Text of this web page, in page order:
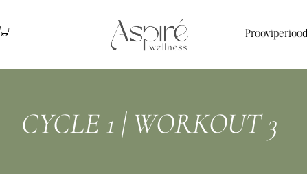
Prooviperiood
CYCLE 1 | WORKOUT 3